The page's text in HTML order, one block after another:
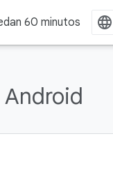
60 minutos